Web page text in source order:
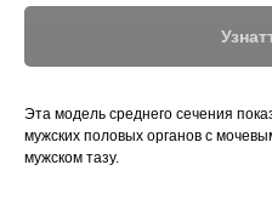
Эта модель среднего сечения
мужских половых органов с
мужском тазу.